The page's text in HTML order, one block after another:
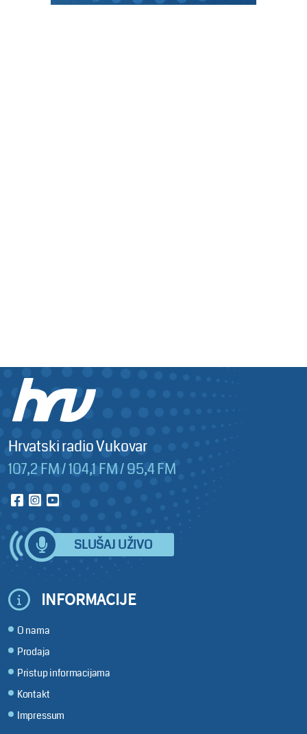
Hrvatski radio Vukovar
107,2 FM / 104,1 FM / 95,4 FM
SLUŠAJ UŽIVO
INFORMACIJE
O nama
Prodaja
Pristup informacijama
Kontakt
Impressum